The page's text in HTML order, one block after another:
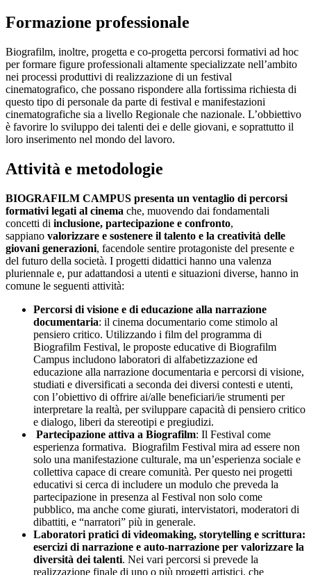
Formazione professionale
Biografilm, inoltre, progetta e co-progetta percorsi formativi ad hoc
per formare figure professionali altamente specializzate nell’ambito
nei processi produttivi di realizzazione di un festival
cinematografico, che possano rispondere alla fortissima richiesta di
questo tipo di personale da parte di festival e manifestazioni
cinematografiche sia a livello Regionale che nazionale. L’obbiettivo
è favorire lo sviluppo dei talenti dei e delle giovani, e soprattutto il
loro inserimento nel mondo del lavoro.
Attività e metodologie
BIOGRAFILM CAMPUS presenta un ventaglio di percorsi
formativi legati al cinema che, muovendo dai fondamentali
concetti di inclusione, partecipazione e confronto,
sappiano valorizzare e sostenere il talento e la creatività delle
giovani generazioni, facendole sentire protagoniste del presente e
del futuro della società. I progetti didattici hanno una valenza
pluriennale e, pur adattandosi a utenti e situazioni diverse, hanno in
comune le seguenti attività:
Percorsi di visione e di educazione alla narrazione
documentaria: il cinema documentario come stimolo al
pensiero critico. Utilizzando i film del programma di
Biografilm Festival, le proposte educative di Biografilm
Campus includono laboratori di alfabetizzazione ed
educazione alla narrazione documentaria e percorsi di visione,
studiati e diversificati a seconda dei diversi contesti e utenti,
con l’obiettivo di offrire ai/alle beneficiari/ie strumenti per
interpretare la realtà, per sviluppare capacità di pensiero critico
e dialogo, liberi da stereotipi e pregiudizi.
Partecipazione attiva a Biografilm: Il Festival come
esperienza formativa. Biografilm Festival mira ad essere non
solo una manifestazione culturale, ma un’esperienza sociale e
collettiva capace di creare comunità. Per questo nei progetti
educativi si cerca di includere un modulo che preveda la
partecipazione in presenza al Festival non solo come
pubblico, ma anche come giurati, intervistatori, moderatori di
dibattiti, e “narratori” più in generale.
Laboratori pratici di videomaking, storytelling e scrittura:
esercizi di narrazione e auto-narrazione per valorizzare la
diversità dei talenti. Nei vari percorsi si prevede la
realizzazione finale di uno o più progetti artistici, che